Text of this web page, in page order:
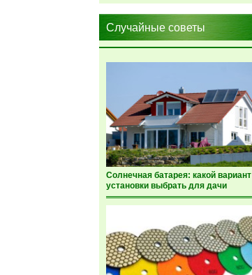
Случайные советы
Солнечная батарея: какой вариант
установки выбрать для дачи